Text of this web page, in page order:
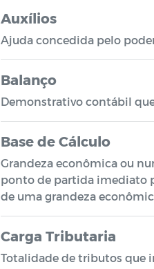
Auxílios
Ajuda concedida pelo
Balanço
Demonstrativo contábil
Base de Cálculo
Grandeza econômica ou
ponto de partida imediato
de uma grandeza
Carga Tributaria
Totalidade de tributos que